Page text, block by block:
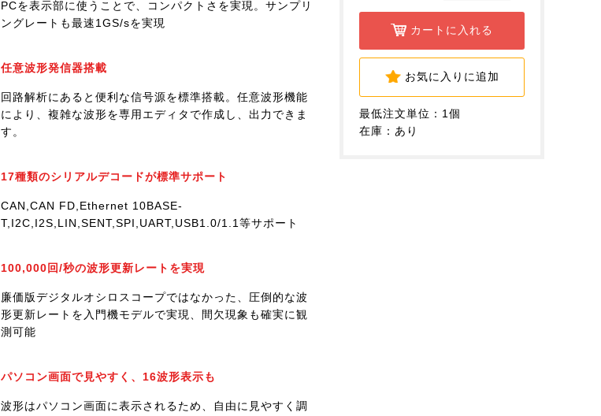
カートに入れる
お気に入りに追加
最低注文単位：1個
在庫：あり
PCを表示部に使うことで、コンパクトさを実現。サンプリ
ングレートも最速1GS/sを実現
任意波形発信器搭載
回路解析にあると便利な信号源を標準搭載。任意波形機能
により、複雑な波形を専用エディタで作成し、出力できま
す。
17種類のシリアルデコードが標準サポート
CAN,CAN FD,Ethernet 10BASE-
T,I2C,I2S,LIN,SENT,SPI,UART,USB1.0/1.1等サポート
100,000回/秒の波形更新レートを実現
廉価版デジタルオシロスコープではなかった、圧倒的な波
形更新レートを入門機モデルで実現、間欠現象も確実に観
測可能
パソコン画面で見やすく、16波形表示も
波形はパソコン画面に表示されるため、自由に見やすく調